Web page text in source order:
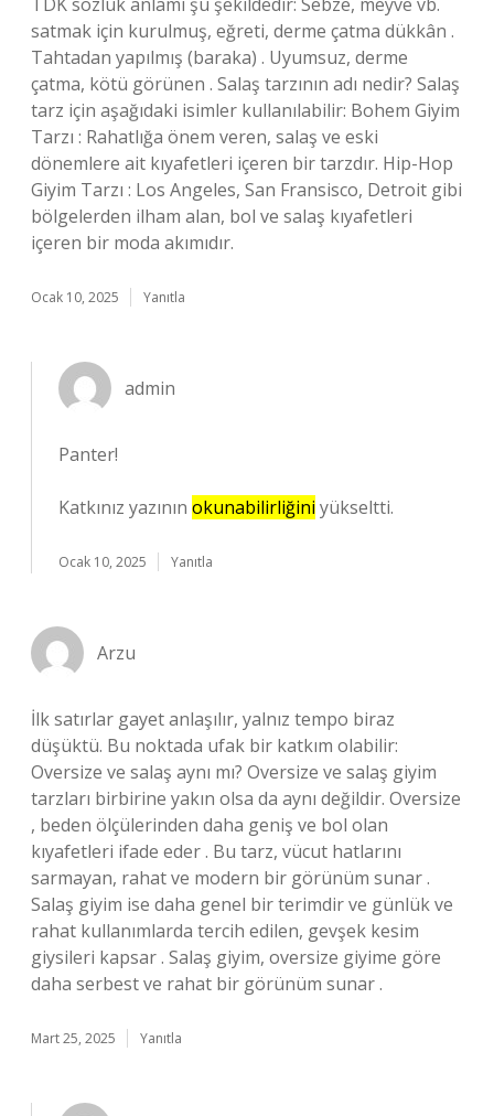
satmak için kurulmuş, eğreti, derme çatma dükkân .
Tahtadan yapılmış (baraka) . Uyumsuz, derme
çatma, kötü görünen . Salaş tarzının adı nedir? Salaş
tarz için aşağıdaki isimler kullanılabilir: Bohem Giyim
Tarzı : Rahatlığa önem veren, salaş ve eski
dönemlere ait kıyafetleri içeren bir tarzdır. Hip-Hop
Giyim Tarzı : Los Angeles, San Fransisco, Detroit gibi
bölgelerden ilham alan, bol ve salaş kıyafetleri
içeren bir moda akımıdır.
Ocak 10, 2025 Yanıtla
admin
Panter!
Katkınız yazının okunabilirliğini yükseltti.
Ocak 10, 2025 Yanıtla
Arzu
İlk satırlar gayet anlaşılır, yalnız tempo biraz
düşüktü. Bu noktada ufak bir katkım olabilir:
Oversize ve salaş aynı mı? Oversize ve salaş giyim
tarzları birbirine yakın olsa da aynı değildir. Oversize
, beden ölçülerinden daha geniş ve bol olan
kıyafetleri ifade eder . Bu tarz, vücut hatlarını
sarmayan, rahat ve modern bir görünüm sunar .
Salaş giyim ise daha genel bir terimdir ve günlük ve
rahat kullanımlarda tercih edilen, gevşek kesim
giysileri kapsar . Salaş giyim, oversize giyime göre
daha serbest ve rahat bir görünüm sunar .
Mart 25, 2025 Yanıtla